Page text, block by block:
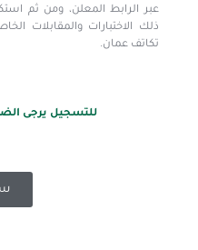
عبر الرابط المعلن، ومن ثم
ذلك الاختبارات والمقابلات
تكاتف عمان.
للتسجيل يرجى